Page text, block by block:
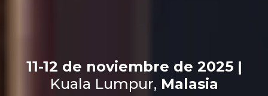
11-12 de noviembre de 2025 |
Kuala Lumpur, Malasia